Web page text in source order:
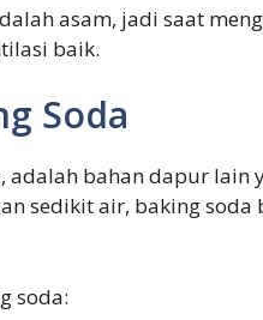
asam, jadi saat
baik.
Soda
adalah bahan dapur lain
sedikit air, baking
soda: